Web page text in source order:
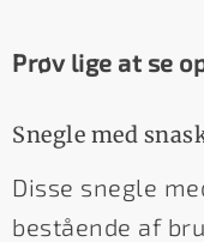
Prøv lige at se
Snegle med
Disse snegle
bestående af